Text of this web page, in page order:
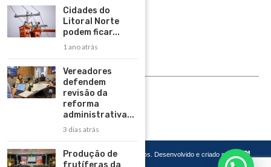
Contato
Política de Privacidade
Rádio Maristela - Ao Vivo
ASSINE
Copyright 2026 – Todos os Direitos Reservados. Desenvolvido e criado por
Cadô
Agência de Marketing
Cidades do
Litoral Norte
podem ficar...
1 ano atrás
Vereadores
defendem
revisão da
reforma
administrativa...
3 dias atrás
Produção de
frutíferas da